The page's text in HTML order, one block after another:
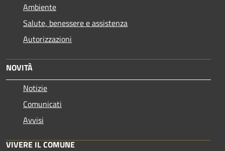
Ambiente
Salute, benessere e assistenza
Autorizzazioni
NOVITÀ
Notizie
Comunicati
Avvisi
VIVERE IL COMUNE